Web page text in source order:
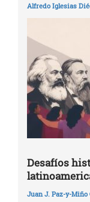
Alfredo Iglesias
Desafíos
Juan J. Paz-y-Miño